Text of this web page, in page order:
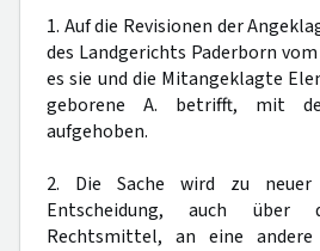
1. Auf die Revisionen der
des Landgerichts Paderborn
es sie und die Mitangeklagte
geborene A. betrifft, mit
aufgehoben.
2. Die Sache wird zu neuer
Entscheidung, auch
Rechtsmittel, an eine andere